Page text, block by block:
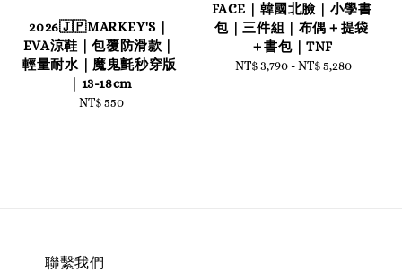
2026🇯🇵MARKEY'S｜
EVA涼鞋｜包覆防滑款｜
輕量耐水｜魔鬼氈秒穿版
｜13-18cm
Regular
NT$ 550
FACE｜韓國北臉｜小學書
包｜三件組｜布偶＋提袋
＋書包｜TNF
Regular
NT$ 3,790 -NT$ 5,280
聯繫我們